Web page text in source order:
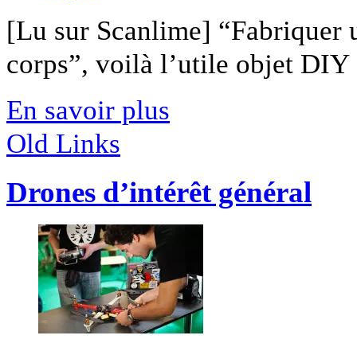
[Lu sur Scanlime] “Fabriquer
corps”, voilà l’utile objet
En savoir plus
Old Links
Drones d’intérêt général